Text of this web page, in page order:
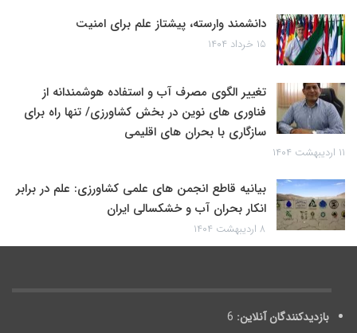
دانشمند وارسته، پیشتاز علم برای امنیت
۱۵ خرداد ۱۴۰۴
تغییر الگوی مصرف آب و استفاده هوشمندانه از
فناوری های نوین در بخش کشاورزی/ تنها راه برای
سازگاری با بحران های اقلیمی
۱۱ اردیبهشت ۱۴۰۴
بیانیه قاطع انجمن های علمی کشاورزی: علم در برابر
انکار بحران آب و خشکسالی ایران
۸ اردیبهشت ۱۴۰۴
بازدیدکنندگان آنلاین: 6